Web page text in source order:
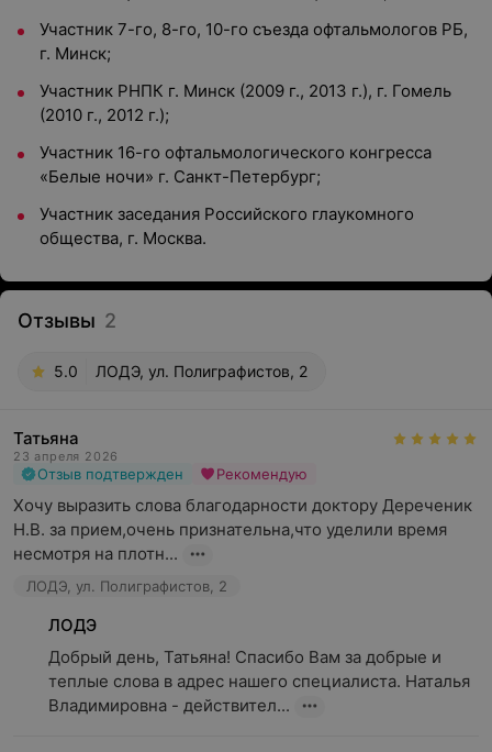
Участник 7-го, 8-го, 10-го съезда офтальмологов РБ,
г. Минск;
Участник РНПК г. Минск (2009 г., 2013 г.), г. Гомель
(2010 г., 2012 г.);
Участник 16-го офтальмологического конгресса
«Белые ночи» г. Санкт-Петербург;
Участник заседания Российского глаукомного
общества, г. Москва.
Отзывы 2
5.0 ЛОДЭ, ул. Полиграфистов, 2
Татьяна
23 апреля 2026
Отзыв подтвержден Рекомендую
Хочу выразить слова благодарности доктору Дереченик
Н.В. за прием,очень признательна,что уделили время
несмотря на плотн...
ЛОДЭ, ул. Полиграфистов, 2
ЛОДЭ
Добрый день, Татьяна! Спасибо Вам за добрые и
теплые слова в адрес нашего специалиста. Наталья
Владимировна - действител...